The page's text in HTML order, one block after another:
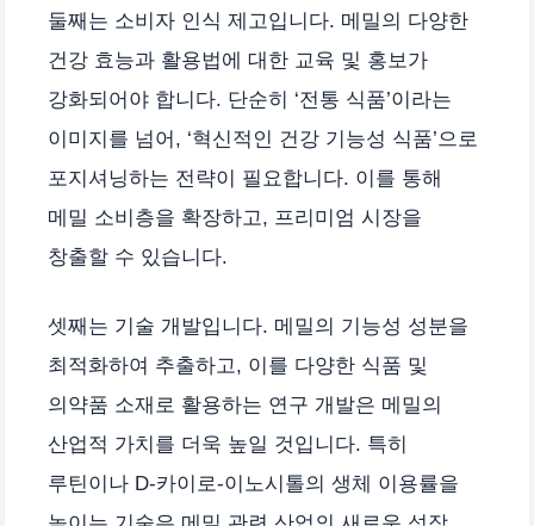
둘째는 소비자 인식 제고입니다. 메밀의 다양한
건강 효능과 활용법에 대한 교육 및 홍보가
강화되어야 합니다. 단순히 ‘전통 식품’이라는
이미지를 넘어, ‘혁신적인 건강 기능성 식품’으로
포지셔닝하는 전략이 필요합니다. 이를 통해
메밀 소비층을 확장하고, 프리미엄 시장을
창출할 수 있습니다.
셋째는 기술 개발입니다. 메밀의 기능성 성분을
최적화하여 추출하고, 이를 다양한 식품 및
의약품 소재로 활용하는 연구 개발은 메밀의
산업적 가치를 더욱 높일 것입니다. 특히
루틴이나 D-카이로-이노시톨의 생체 이용률을